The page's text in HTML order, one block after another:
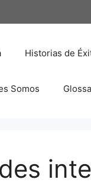
Historias de
Somos